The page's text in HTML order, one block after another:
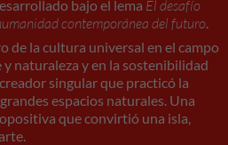
bajo el lema El desafío
contemporánea del futuro.
de la cultura universal en el campo
naturaleza y en la sostenibilidad
singular que practicó la
espacios naturales. Una
que convirtió una isla,